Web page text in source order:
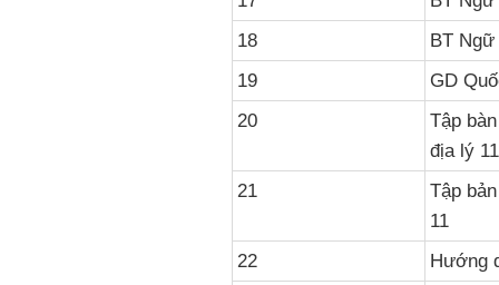
18
BT
19
GD
20
Tập
địa lý 11
21
Tập
11
22
Hướng